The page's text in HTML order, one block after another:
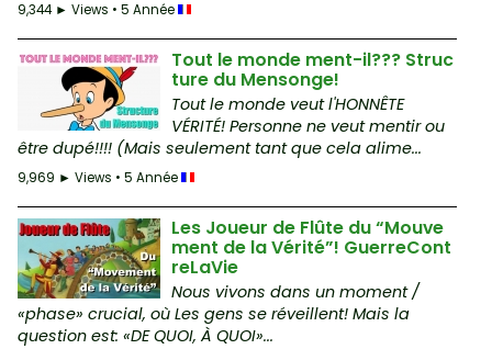
9,344 ► Views • 5 Année
Tout le monde ment-il??? Struc
ture du Mensonge!
Tout le monde veut l'HONNÊTE
VÉRITÉ! Personne ne veut mentir ou
être dupé!!!! (Mais seulement tant que cela alime...
9,969 ► Views • 5 Année
Les Joueur de Flûte du “Mouve
ment de la Vérité”! GuerreCont
reLaVie
Nous vivons dans un moment /
«phase» crucial, où Les gens se réveillent! Mais la
question est: «DE QUOI, À QUOI»...